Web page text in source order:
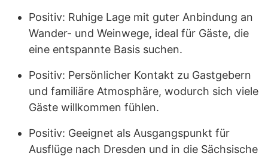
Positiv: Ruhige Lage mit guter Anbindung an
Wander- und Weinwege, ideal für Gäste, die
eine entspannte Basis suchen.
Positiv: Persönlicher Kontakt zu Gastgebern
und familiäre Atmosphäre, wodurch sich viele
Gäste willkommen fühlen.
Positiv: Geeignet als Ausgangspunkt für
Ausflüge nach Dresden und in die Sächsische